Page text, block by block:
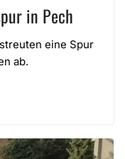
in Pech
eine Spur
ab.